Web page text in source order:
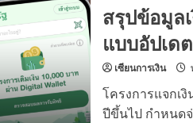
ดิจิ
บาท
เฟส
3
เริ่ม
เม
มิถุ
สรุปข้อมูล
แบบอัปเด
เซียนการเงิน
โครงการแจกเ
ปีขึ้นไป กำหนด